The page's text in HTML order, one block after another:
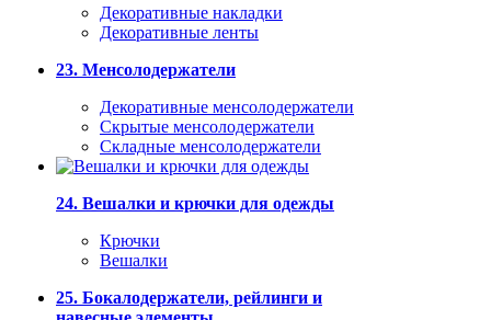
Декоративные накладки
Декоративные ленты
23. Менсолодержатели
Декоративные менсолодержатели
Скрытые менсолодержатели
Складные менсолодержатели
24. Вешалки и крючки для одежды
Крючки
Вешалки
25. Бокалодержатели, рейлинги и